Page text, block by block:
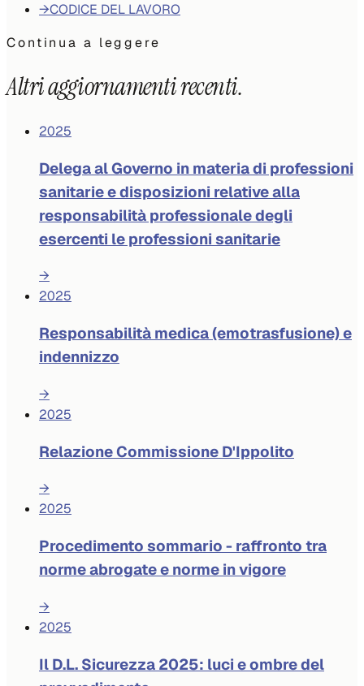
→CODICE DEL LAVORO
Continua a leggere
Altri aggiornamenti recenti.
2025
Delega al Governo in materia di professioni
sanitarie e disposizioni relative alla
responsabilità professionale degli
esercenti le professioni sanitarie
→
2025
Responsabilità medica (emotrasfusione) e
indennizzo
→
2025
Relazione Commissione D'Ippolito
→
2025
Procedimento sommario - raffronto tra
norme abrogate e norme in vigore
→
2025
Il D.L. Sicurezza 2025: luci e ombre del